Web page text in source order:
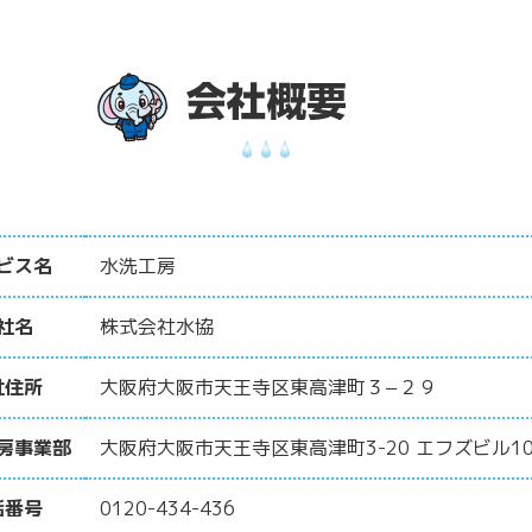
ス名 水洗工房
名 株式会社水協
所 大阪府大阪市天王寺区東高津町３−２９
事業部 大阪府大阪市天王寺区東高津町3-20 エフズビル
号 0120-434-436